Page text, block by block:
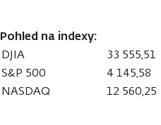
Pohled na indexy:
DJIA 33 555,51
S&P 500
4 145,58
NASDAQ
12 560,25